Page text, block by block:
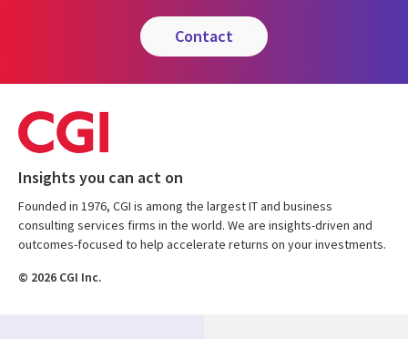
contact
Insights you can act on
Founded in 1976, CGI is among the largest IT and business
consulting services firms in the world. We are insights-driven and
outcomes-focused to help accelerate returns on your investments.
© 2026 CGI Inc.